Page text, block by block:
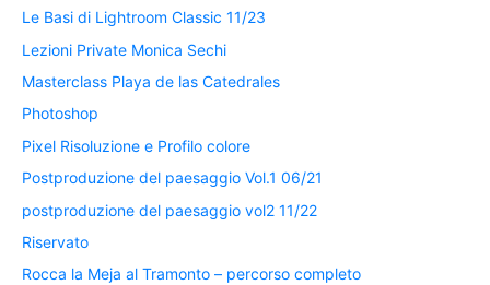
Le Basi di Lightroom Classic 11/23
Lezioni Private Monica Sechi
Masterclass Playa de las Catedrales
Photoshop
Pixel Risoluzione e Profilo colore
Postproduzione del paesaggio Vol.1 06/21
postproduzione del paesaggio vol2 11/22
Riservato
Rocca la Meja al Tramonto – percorso completo